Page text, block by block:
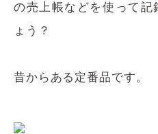
の売上帳などを使って記
ょう？
昔からある定番品です。